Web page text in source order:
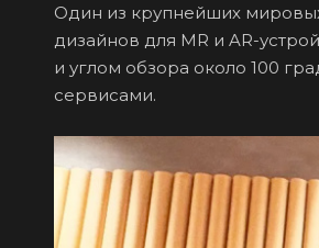
Один из крупнейших
дизайнов для MR и AR-
и углом обзора около 100
сервисами.